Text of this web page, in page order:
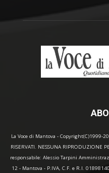
La Voce di Mantova - Copyright(C)1999-
RISERVATI. NESSUNA RIPRODUZIONE
responsabile: Alessio Tarpini
12 - Mantova - P.IVA, C.F. e R.I.